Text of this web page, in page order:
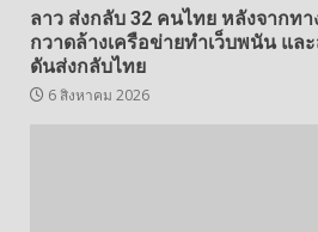
ลาว ส่งกลับ 32 คนไทย หลังจากท
กวาดล้างเครือข่ายทำเว็บพนัน แล
ดันส่งกลับไทย
6 สิงหาคม 2026